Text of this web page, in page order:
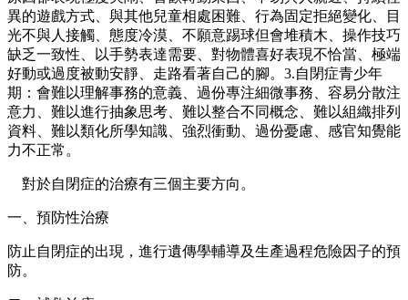
異的遊戲方式、與其他兒童相處困難、行為固定拒絕變化、目
光不與人接觸、態度冷漠、不願意踢球但會堆積木、操作技巧
缺乏一致性、以手勢表達需要、對物體喜好表現不恰當、極端
好動或過度被動安靜、走路看著自己的腳。3.自閉症青少年
期：會難以理解事務的意義、過份專注細微事務、容易分散注
意力、難以進行抽象思考、難以整合不同概念、難以組織排列
資料、難以類化所學知識、強烈衝動、過份憂慮、感官知覺能
力不正常。
對於自閉症的治療有三個主要方向。
一、預防性治療
防止自閉症的出現，進行遺傳學輔導及生產過程危險因子的預
防。